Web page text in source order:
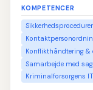
KOMPETENCER
Konflikthåndtering &
Samarbejde med
Kriminalforsorgens